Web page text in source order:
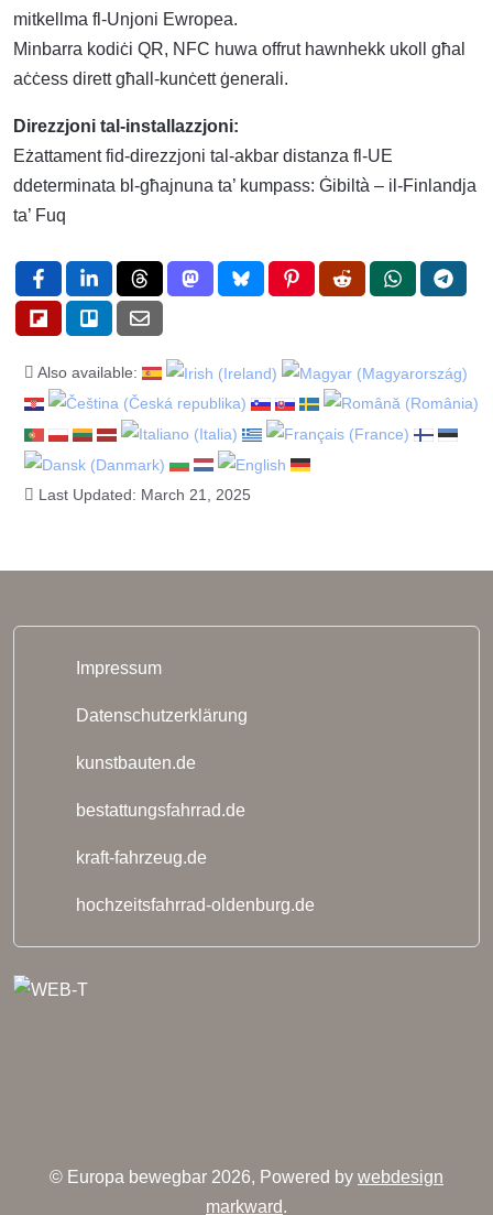
mitkellma fl-Unjoni Ewropea.
Minbarra kodiċi QR, NFC huwa offrut hawnhekk ukoll għal
aċċess dirett għall-kunċett ġenerali.
Direzzjoni tal-installazzjoni:
Eżattament fid-direzzjoni tal-akbar distanza fl-UE
ddeterminata bl-għajnuna ta’ kumpass: Ġibiltà – il-Finlandja
ta’ Fuq
Also available:
Last Updated: March 21, 2025
Impressum
Datenschutzerklärung
kunstbauten.de
bestattungsfahrrad.de
kraft-fahrzeug.de
hochzeitsfahrrad-oldenburg.de
© Europa bewegbar 2026, Powered by webdesign
markward.